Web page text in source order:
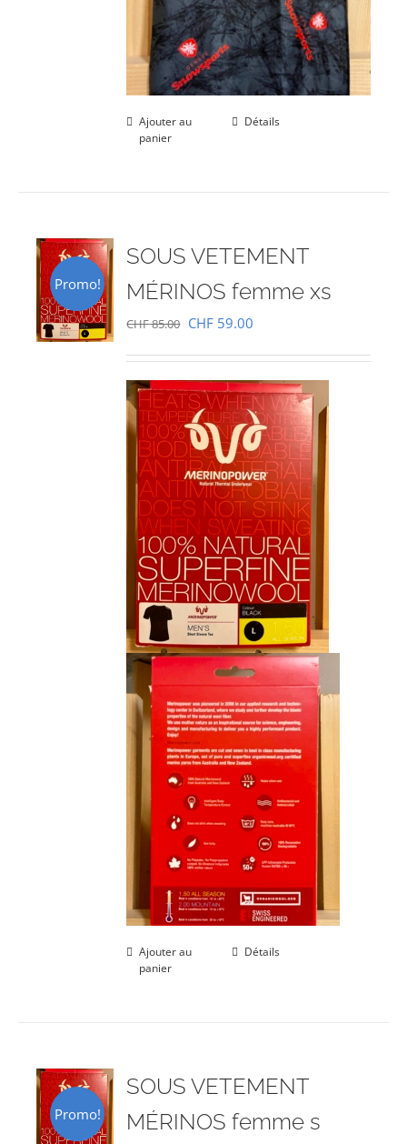
Ajouter au
panier
Détails
Promo!
SOUS VETEMENT
MÉRINOS femme xs
CHF85.00 Le
initial
était :
CHF 85.00.
CHF 59.00
actuel
est :
CHF 59.00.
Ajouter au
panier
Détails
Promo!
SOUS VETEMENT
MÉRINOS femme s